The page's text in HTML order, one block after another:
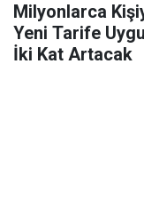
Milyonlarca
Yeni Tarife
İki Kat Artacak